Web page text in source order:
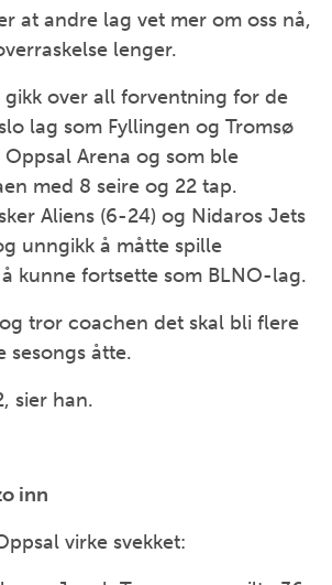
at andre lag vet mer om oss nå,
lenger.
gikk over all forventning for de
lag som Fyllingen og Tromsø
Arena og som ble
med 8 seire og 22 tap.
Aliens (6-24) og Nidaros Jets
unngikk å måtte spille
kunne fortsette som BLNO-lag.
tror coachen det skal bli flere
sesongs åtte.
sier han.
inn
virke svekket: